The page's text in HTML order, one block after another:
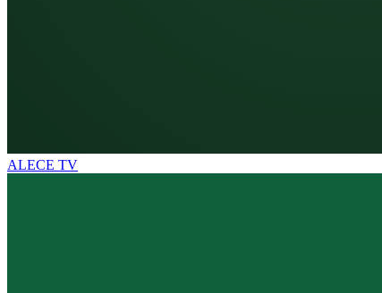
ALECE TV